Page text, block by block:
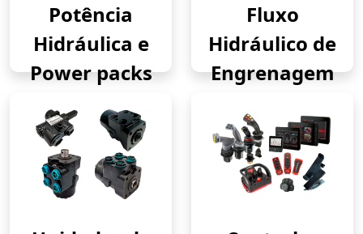
Potência
Hidráulica e
Power packs
Fluxo
Hidráulico de
Engrenagem